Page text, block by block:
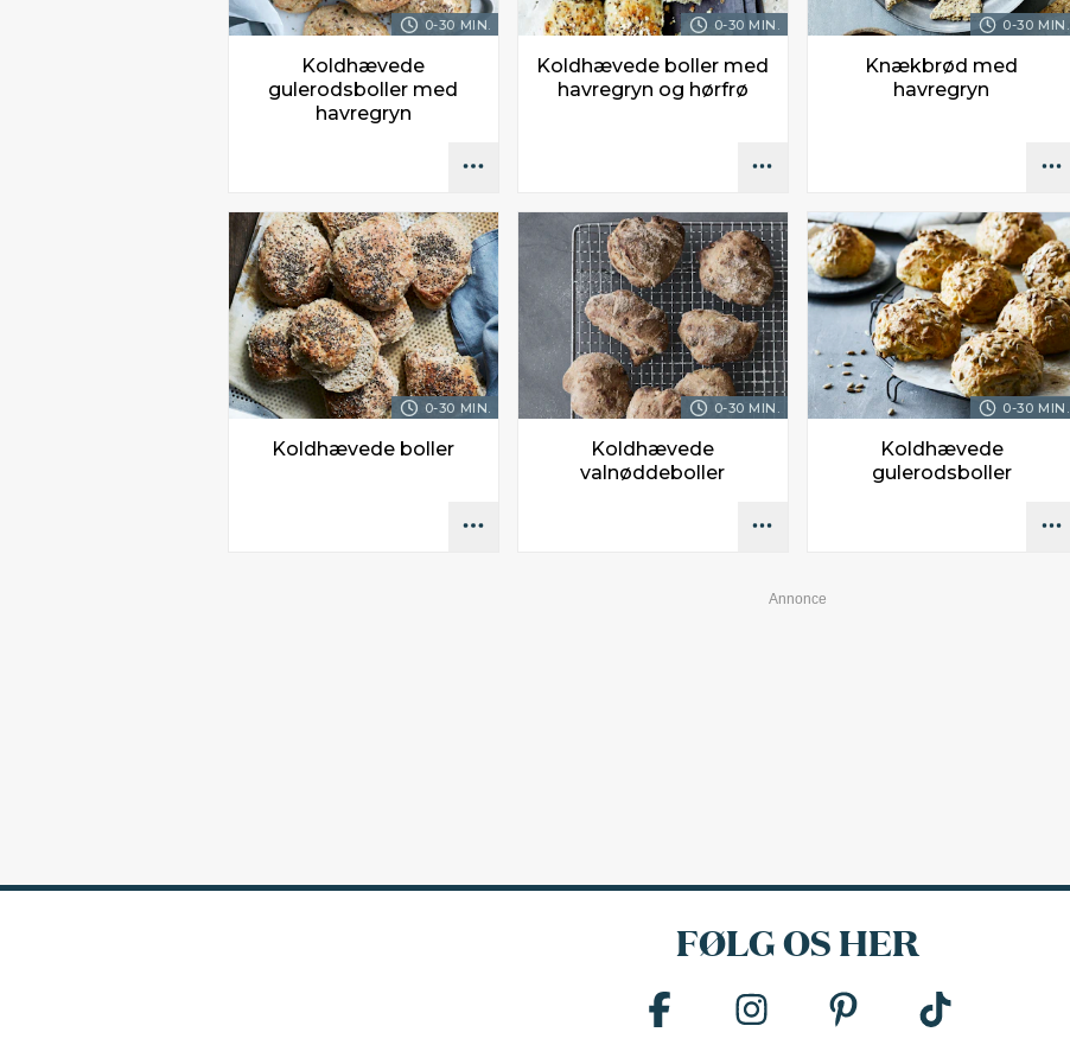
0-30 MIN.
Koldhævede
gulerodsboller med
havregryn
0-30 MIN.
Koldhævede boller med
havregryn og hørfrø
0-30 MIN.
Knækbrød med
havregryn
0-30 MIN.
Koldhævede boller
0-30 MIN.
Koldhævede
valnøddeboller
0-30 MIN.
Koldhævede
gulerodsboller
FØLG OS HER